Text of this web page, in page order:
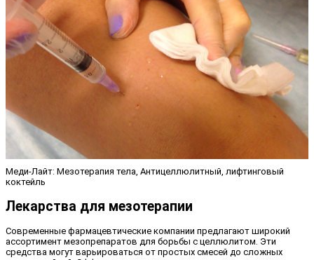
Меди-Лайт: Мезотерапия тела, Антицеллюлитный, лифтинговый
коктейль
Лекарства для мезотерапии
Современные фармацевтические компании предлагают широкий
ассортимент мезопрепаратов для борьбы с целлюлитом. Эти
средства могут варьироваться от простых смесей до сложных